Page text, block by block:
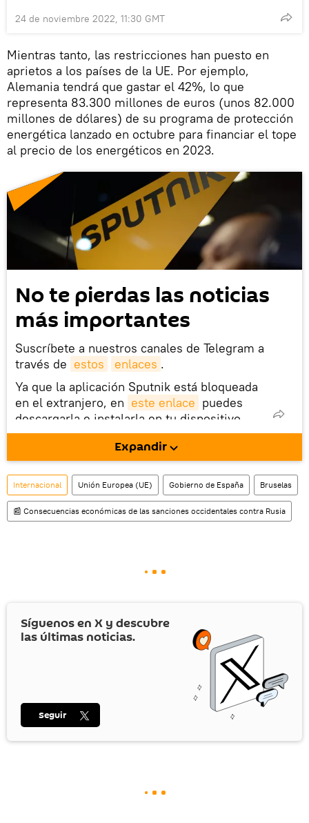
24 de noviembre 2022, 11:30 GMT
Mientras tanto, las restricciones han puesto en
aprietos a los países de la UE. Por ejemplo,
Alemania tendrá que gastar el 42%, lo que
representa 83.300 millones de euros (unos 82.000
millones de dólares) de su programa de protección
energética lanzado en octubre para financiar el tope
al precio de los energéticos en 2023.
No te pierdas las noticias
más importantes
Suscríbete a nuestros canales de Telegram a
través de estos enlaces .
Ya que la aplicación Sputnik está bloqueada
en el extranjero, en este enlace puedes
descargarla e instalarla en tu dispositivo
móvil (¡solo para Android!).
También tenemos una cuenta en la red
social rusa VK .
Expandir
Internacional Unión Europea (UE) Gobierno de España Bruselas
📰 Consecuencias económicas de las sanciones occidentales contra Rusia
Síguenos en X y descubre
las últimas noticias.
Seguir